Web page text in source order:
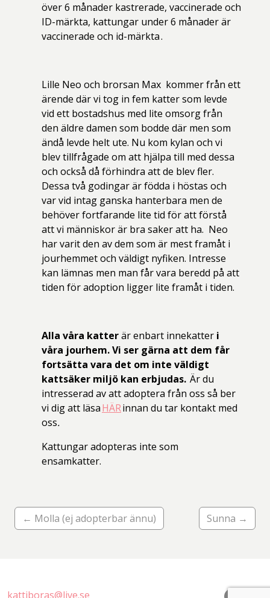
över 6 månader kastrerade, vaccinerade och
ID-märkta, kattungar under 6 månader är
vaccinerade och id-märkta .
Lille Neo och brorsan Max kommer från ett
ärende där vi tog in fem katter som levde
vid ett bostadshus med lite omsorg från
den äldre damen som bodde där men som
ändå levde helt ute. Nu kom kylan och vi
blev tillfrågade om att hjälpa till med dessa
och också då förhindra att de blev fler.
Dessa två godingar är födda i höstas och
var vid intag ganska hanterbara men de
behöver fortfarande lite tid för att förstå
att vi människor är bra saker att ha. Neo
har varit den av dem som är mest framåt i
jourhemmet och väldigt nyfiken. Intresse
kan lämnas men man får vara beredd på att
tiden för adoption ligger lite framåt i tiden.
Alla våra katterär enbart innekatter i
våra jourhem. Vi ser gärna att dem får
fortsätta vara det om inte väldigt
kattsäker miljö kan erbjudas. Är du
intresserad av att adoptera från oss så ber
vi dig att läsaHÄRinnan du tar kontakt med
oss.
Kattungar adopteras inte som
ensamkatter.
← Molla (ej adopterbar ännu) Sunna →
kattiboras@live.se